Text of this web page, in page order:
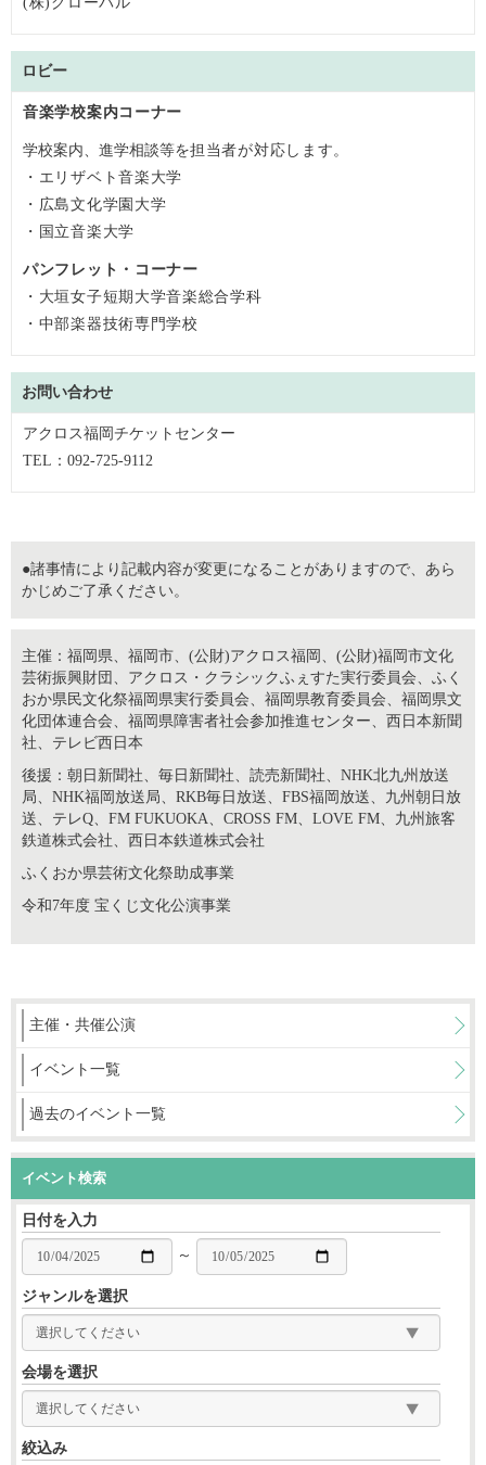
ロビー
音楽学校案内コーナー
学校案内、進学相談等を担当者が対応します。
・エリザベト音楽大学
・広島文化学園大学
・国立音楽大学
パンフレット・コーナー
・大垣女子短期大学音楽総合学科
・中部楽器技術専門学校
お問い合わせ
アクロス福岡チケットセンター
TEL：092-725-9112
●諸事情により記載内容が変更になることがありますので、あら
かじめご了承ください。
主催：福岡県、福岡市、(公財)アクロス福岡、(公財)福岡市文化
芸術振興財団、アクロス・クラシックふぇすた実行委員会、ふく
おか県民文化祭福岡県実行委員会、福岡県教育委員会、福岡県文
化団体連合会、福岡県障害者社会参加推進センター、西日本新聞
社、テレビ西日本
後援：朝日新聞社、毎日新聞社、読売新聞社、NHK北九州放送
局、NHK福岡放送局、RKB毎日放送、FBS福岡放送、九州朝日放
送、テレQ、FM FUKUOKA、CROSS FM、LOVE FM、九州旅客
鉄道株式会社、西日本鉄道株式会社
ふくおか県芸術文化祭助成事業
令和7年度 宝くじ文化公演事業
主催・共催公演
イベント一覧
過去のイベント一覧
イベント検索
日付を入力
～
ジャンルを選択
会場を選択
絞込み